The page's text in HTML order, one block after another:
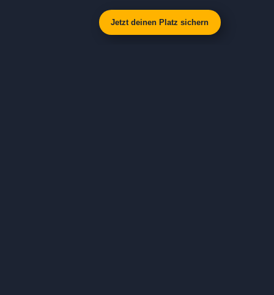
Jetzt deinen Platz sichern